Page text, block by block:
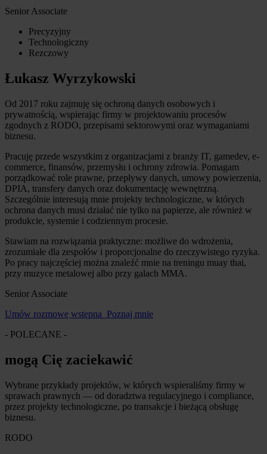
Senior Associate
Precyzyjny
Technologiczny
Rezczowy
Łukasz Wyrzykowski
Od 2017 roku zajmuję się ochroną danych osobowych i
prywatnością, wspierając firmy w projektowaniu procesów
zgodnych z RODO, przepisami sektorowymi oraz wymaganiami
biznesu.
Pracuję przede wszystkim z organizacjami z branży IT, gamedev, e-
commerce, finansów, przemysłu i ochrony zdrowia. Pomagam
porządkować role prawne, przepływy danych, umowy powierzenia,
DPIA, transfery danych oraz dokumentację wewnętrzną.
Szczególnie interesują mnie projekty technologiczne, w których
ochrona danych musi działać nie tylko na papierze, ale również w
produkcie, systemie i codziennym procesie.
Stawiam na rozwiązania praktyczne: możliwe do wdrożenia,
zrozumiałe dla zespołów i proporcjonalne do rzeczywistego ryzyka.
Po pracy najczęściej można znaleźć mnie na treningu muay thai,
przy muzyce metalowej albo przy galach MMA.
Senior Associate
Umów rozmowę wstępną Poznaj mnie
- POLECANE -
mogą Cię zaciekawić
Wybrane przykłady projektów, w których wspieraliśmy firmy w
sprawach prawnych — od doradztwa regulacyjnego i compliance,
przez projekty technologiczne, po transakcje i bieżącą obsługę
biznesu.
RODO